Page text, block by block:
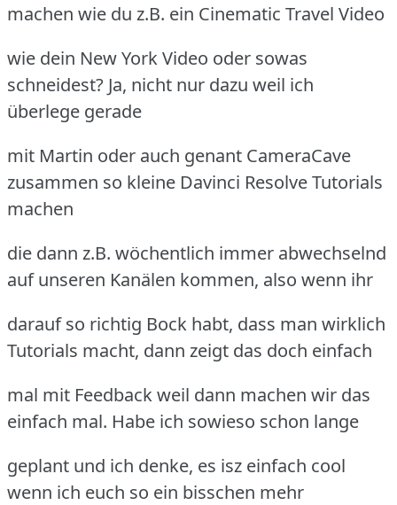
machen wie du z.B. ein Cinematic Travel Video
wie dein New York Video oder sowas
schneidest? Ja, nicht nur dazu weil ich
überlege gerade
mit Martin oder auch genant CameraCave
zusammen so kleine Davinci Resolve Tutorials
machen
die dann z.B. wöchentlich immer abwechselnd
auf unseren Kanälen kommen, also wenn ihr
darauf so richtig Bock habt, dass man wirklich
Tutorials macht, dann zeigt das doch einfach
mal mit Feedback weil dann machen wir das
einfach mal. Habe ich sowieso schon lange
geplant und ich denke, es isz einfach cool
wenn ich euch so ein bisschen mehr